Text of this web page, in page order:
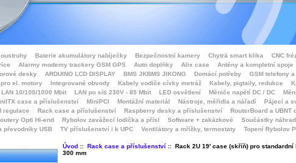
Baterie akumulátory nabíječky Bezpečnostní kamery Chytrá smart klika CNC
Alarmy modemy trackery GSM GPS Auto doplňky Alix case Antény a kompletní spoje
desky
ARDUINO LCD DISPLAY BMS JKBMS JIKONG Domácí potřeby GSM telefony
el. motory
Integrované obvody Kabely vodiče cívky metráž Kabely, pigtaily, redukce
LAN 10/100/1000 Mbit LAN po síti 230V - 85 Mbit LED osvětlení Měniče napětí DC / DC
case a příslušenství MiniPCI Montážní materiál Nástroje, měřidla a nářadí Pájecí a
regulace Rack case a příslušenství Raspberry desky a příslušenství RouterBoard a UBNT
Opti Hi-end Rybolov zavážecí lodička a přísl Software + zakázkové Součástky
převodníky USB
TV příslušenství i k UPC Ventilátory a mřížky, termostaty Topení Rybolov
Úvod:: Rack case a příslušenství:: Rack 2U 19' case (skříň) pro standardní
300 mm